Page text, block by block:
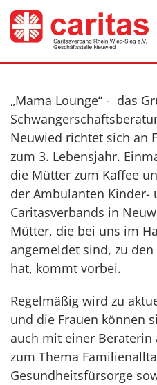
Zum Hauptinhalt
„Mama Lounge“ - das
Neuwied richtet sich an
zum 3. Lebensjahr.
die Mütter zum Kaffee
der Ambulanten Kinder-
Caritasverbands in
Mütter, die bei uns im
angemeldet sind, zu
hat, kommt vorbei.
Regelmäßig wird zu
und die Frauen können
auch mit einer Beraterin
zum Thema
Gesundheitsfürsorge